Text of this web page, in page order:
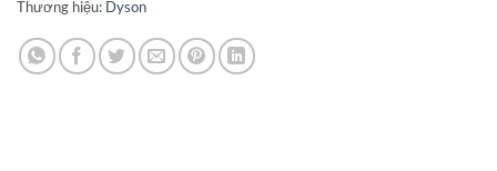
Thương hiệu: Dyson